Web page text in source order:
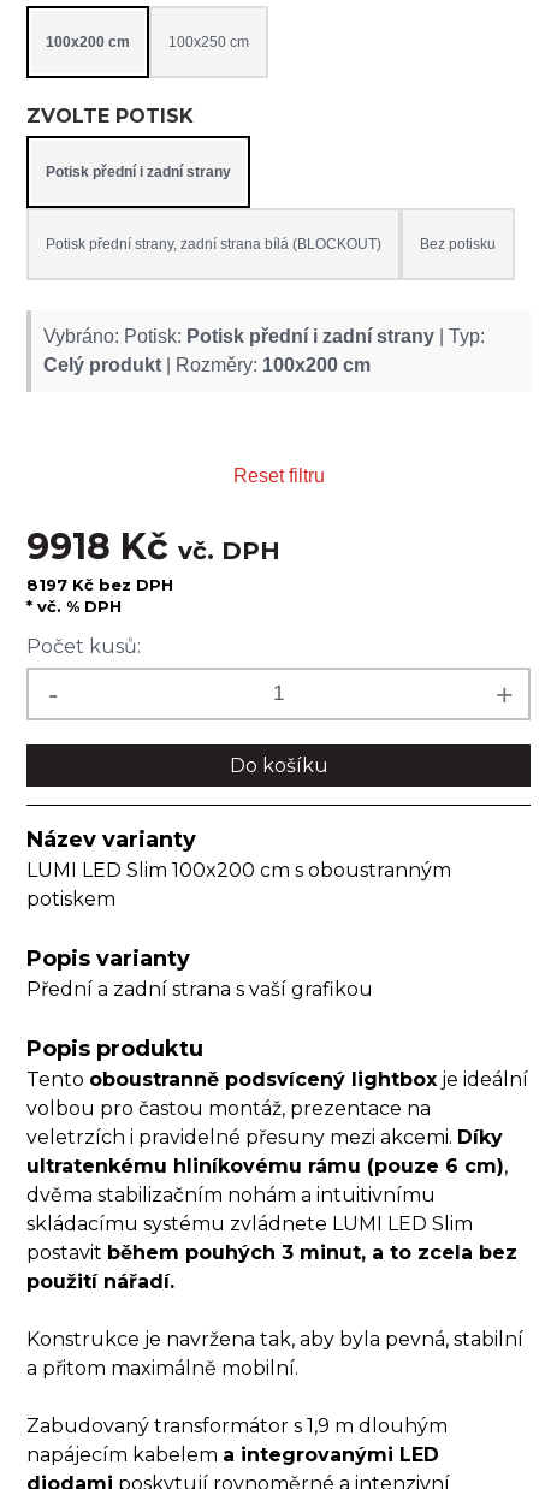
100x200 cm 100x250 cm
ZVOLTE POTISK
Potisk přední i zadní strany
Potisk přední strany, zadní strana bílá (BLOCKOUT) Bez potisku
Vybráno: Potisk: Potisk přední i zadní strany | Typ:
Celý produkt | Rozměry: 100x200 cm
Reset filtru
9918 Kčvč. DPH
8197 Kč bez DPH
* vč. % DPH
Počet kusů:
Do košíku
Název varianty
LUMI LED Slim 100x200 cm s oboustranným
potiskem
Popis varianty
Přední a zadní strana s vaší grafikou
Popis produktu
Tento oboustranně podsvícený lightbox je ideální
volbou pro častou montáž, prezentace na
veletrzích i pravidelné přesuny mezi akcemi. Díky
ultratenkému hliníkovému rámu (pouze 6 cm),
dvěma stabilizačním nohám a intuitivnímu
skládacímu systému zvládnete LUMI LED Slim
postavit během pouhých 3 minut, a to zcela bez
použití nářadí.
Konstrukce je navržena tak, aby byla pevná, stabilní
a přitom maximálně mobilní.
Zabudovaný transformátor s 1,9 m dlouhým
napájecím kabelem a integrovanými LED
diodami poskytují rovnoměrné a intenzivní